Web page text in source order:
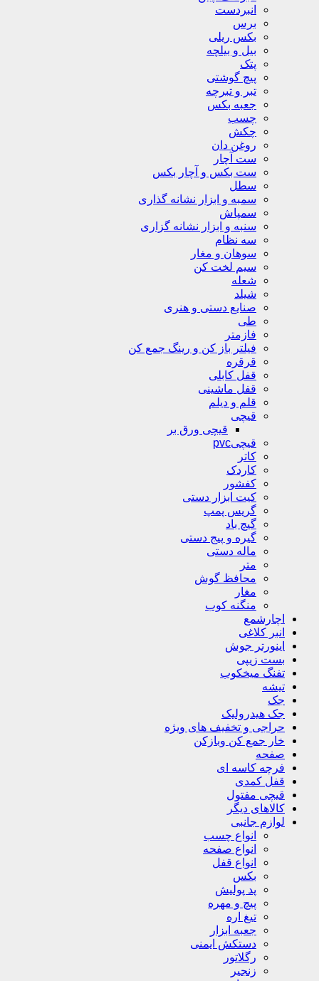
انبردست
برس
بکس ریلی
بیل و بیلچه
پتک
پیچ گوشتی
تبر و تبرچه
جعبه بکس
چسب
چکش
روغن دان
ست آچار
ست بکس و آچار بکس
سطل
سمبه و ابزار نشانه گذاری
سمپاش
سنبه و ابزار نشانه گزاری
سه نظام
سوهان و مغار
سیم لخت کن
شعله
شیلد
صنایع دستی و هنری
طی
فازمتر
فیلتر باز کن و رینگ جمع کن
قرقره
قفل کابلی
قفل ماشینی
قلم و دیلم
قیچی
قیچی ورق بر
قیچیpvc
کاتر
کاردک
کفشور
کیت ابزار دستی
گریس پمپ
گیچ باد
گیره و پیج دستی
ماله دستی
متر
محافظ گوش
مغار
منگنه کوب
اچارشمع
انبر کلاغی
اینورتر جوش
بست زیپی
تفنگ میخکوب
تیشه
جک
جک هیدرولیک
حراجی و تخفیف های ویژه
خار جمع کن وبازکن
صفحه
فرچه کاسه ای
قفل کمدی
قیچی مفتول
کالاهای دیگر
لوازم جانبی
انواع چسب
انواع صفحه
انواع قفل
بکس
پد پولیش
پیچ و مهره
تیغ اره
جعبه ابزار
دستکش ایمنی
رگلاتور
زنجیر